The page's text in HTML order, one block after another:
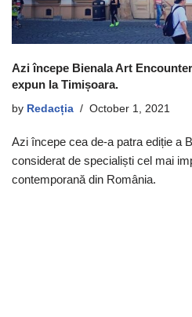
Azi începe Bienala Art
expun la Timișoara.
by Redacția October 1, 2021
Azi începe cea de-a patra ediție a
considerat de specialiști cel mai
contemporană din România.